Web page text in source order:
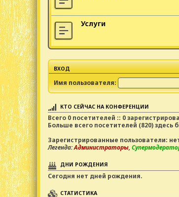
Услуги
ВХОД
Имя пользователя:
КТО СЕЙЧАС НА КОНФЕРЕНЦИИ
Всего 0посетителей :: 0
Больше всего посетителей (820) здесь
Зарегистрированные пользователи:
Легенда:Администраторы,
ДНИ РОЖДЕНИЯ
Сегодня нет дней рождения.
СТАТИСТИКА